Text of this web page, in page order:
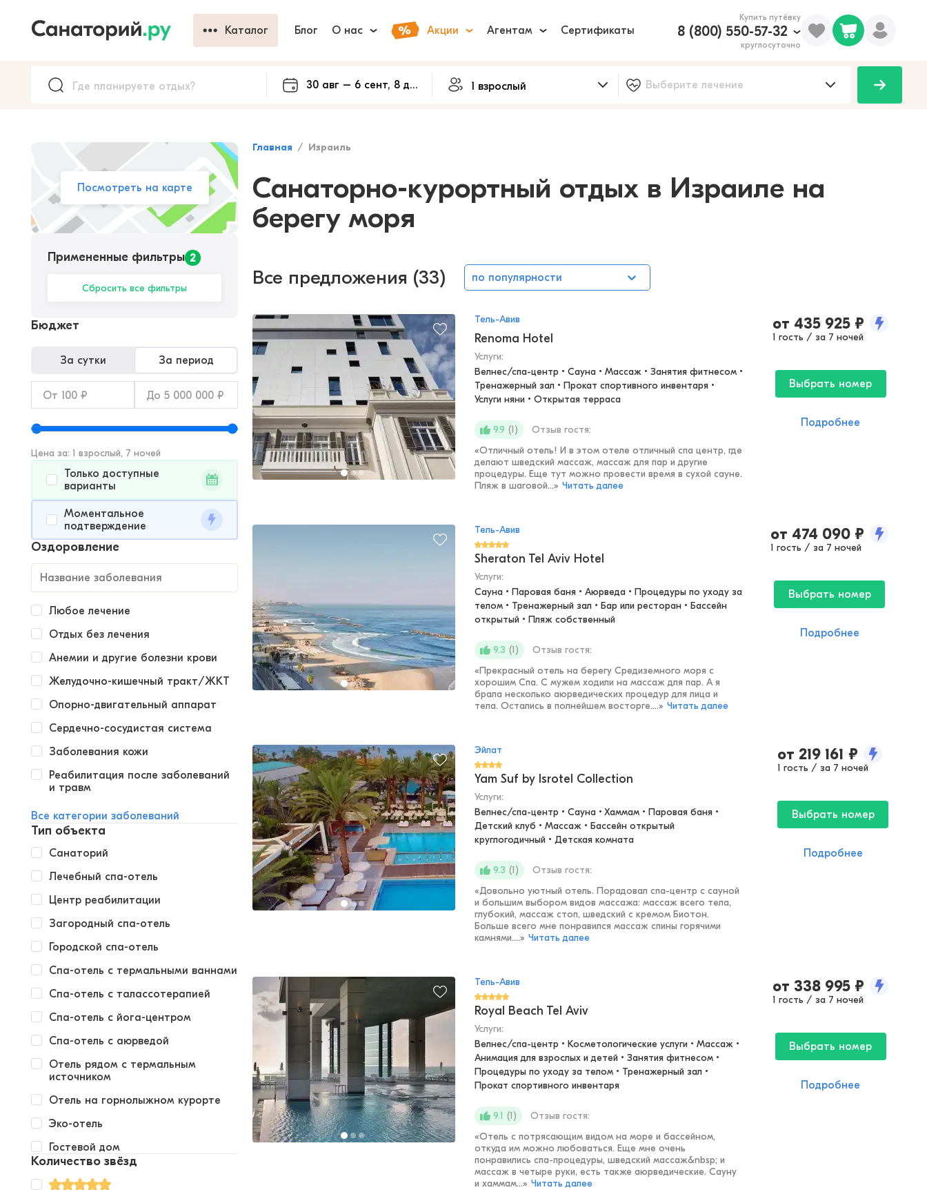
Каталог Блог О нас Акции Агентам Сертификаты
Купить путёвку
8 (800) 550-57-32
круглосуточно
Посмотреть на карте
Примененные фильтры 2
Сбросить все фильтры
Бюджет
За сутки За период
Цена за: 1 взрослый, 7 ночей
Только доступные
варианты
Моментальное
подтверждение
Оздоровление
Любое лечение
Отдых без лечения
Анемии и другие болезни крови
Желудочно-кишечный тракт/ЖКТ
Опорно-двигательный аппарат
Сердечно-сосудистая система
Заболевания кожи
Реабилитация после заболеваний
и травм
Все категории заболеваний
Тип объекта
Санаторий
Лечебный спа-отель
Центр реабилитации
Загородный спа-отель
Городской спа-отель
Спа-отель с термальными ваннами
Спа-отель с талассотерапией
Спа-отель с йога-центром
Спа-отель с аюрведой
Отель рядом с термальным
источником
Отель на горнолыжном курорте
Эко-отель
Гостевой дом
Количество звёзд
Главная Израиль
Санаторно-курортный отдых в Израиле на
берегу моря
Все предложения (33) по популярности
Тель-Авив
Renoma Hotel
Услуги:
Велнес/спа-центр • Сауна • Массаж • Занятия фитнесом •
Тренажерный зал • Прокат спортивного инвентаря •
Услуги няни • Открытая терраса
9.9 (1)
Отзыв гостя:
«Отличный отель! И в этом отеле отличный спа центр, где
делают шведский массаж, массаж для пар и другие
процедуры. Еще тут можно провести время в сухой сауне.
Пляж в шаговой...» Читать далее
от 435 925 ₽
1 гость / за 7 ночей
Выбрать номер
Подробнее
Тель-Авив
Sheraton Tel Aviv Hotel
Услуги:
Сауна • Паровая баня • Аюрведа • Процедуры по уходу за
телом • Тренажерный зал • Бар или ресторан • Бассейн
открытый • Пляж собственный
9.3 (1)
Отзыв гостя:
«Прекрасный отель на берегу Средиземного моря с
хорошим Спа. С мужем ходили на массаж для пар. А я
брала несколько аюрведических процедур для лица и
тела. Остались в полнейшем восторге....» Читать далее
от 474 090 ₽
1 гость / за 7 ночей
Выбрать номер
Подробнее
Эйлат
Yam Suf by Isrotel Collection
Услуги:
Велнес/спа-центр • Сауна • Хаммам • Паровая баня •
Детский клуб • Массаж • Бассейн открытый
круглогодичный • Детская комната
9.3 (1)
Отзыв гостя:
«Довольно уютный отель. Порадовал спа-центр с сауной
и большим выбором видов массажа: массаж всего тела,
глубокий, массаж стоп, шведский с кремом Биотон.
Больше всего мне понравился массаж спины горячими
камнями....» Читать далее
от 219 161 ₽
1 гость / за 7 ночей
Выбрать номер
Подробнее
Тель-Авив
Royal Beach Tel Aviv
Услуги:
Велнес/спа-центр • Косметологические услуги • Массаж •
Анимация для взрослых и детей • Занятия фитнесом •
Процедуры по уходу за телом • Тренажерный зал •
Прокат спортивного инвентаря
9.1 (1)
Отзыв гостя:
«Отель с потрясающим видом на море и бассейном,
откуда им можно любоваться. Еще мне очень
понравились спа-процедуры, шведский массаж&nbsp; и
массаж в четыре руки, есть также аюрведические. Сауну
и хаммам...» Читать далее
от 338 995 ₽
1 гость / за 7 ночей
Выбрать номер
Подробнее